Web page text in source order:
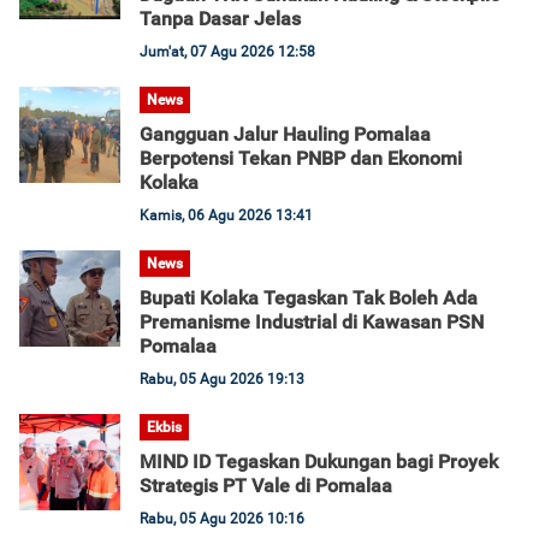
Tanpa Dasar Jelas
Jum'at, 07 Agu 2026 12:58
News
Gangguan Jalur Hauling Pomalaa
Berpotensi Tekan PNBP dan Ekonomi
Kolaka
Kamis, 06 Agu 2026 13:41
News
Bupati Kolaka Tegaskan Tak Boleh Ada
Premanisme Industrial di Kawasan PSN
Pomalaa
Rabu, 05 Agu 2026 19:13
Ekbis
MIND ID Tegaskan Dukungan bagi Proyek
Strategis PT Vale di Pomalaa
Rabu, 05 Agu 2026 10:16